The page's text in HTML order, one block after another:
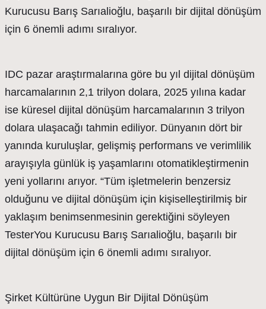
Kurucusu Barış Sarıalioğlu, başarılı bir dijital dönüşüm
için 6 önemli adımı sıralıyor.
IDC pazar araştırmalarına göre bu yıl dijital dönüşüm
harcamalarının 2,1 trilyon dolara, 2025 yılına kadar
ise küresel dijital dönüşüm harcamalarının 3 trilyon
dolara ulaşacağı tahmin ediliyor. Dünyanın dört bir
yanında kuruluşlar, gelişmiş performans ve verimlilik
arayışıyla günlük iş yaşamlarını otomatikleştirmenin
yeni yollarını arıyor. “Tüm işletmelerin benzersiz
olduğunu ve dijital dönüşüm için kişiselleştirilmiş bir
yaklaşım benimsenmesinin gerektiğini söyleyen
TesterYou Kurucusu Barış Sarıalioğlu, başarılı bir
dijital dönüşüm için 6 önemli adımı sıralıyor.
Şirket Kültürüne Uygun Bir Dijital Dönüşüm